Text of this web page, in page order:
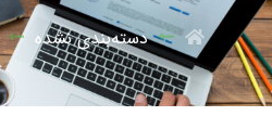
دسته‌بندی نشده